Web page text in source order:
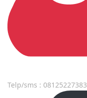
Telp/sms : 08125227383